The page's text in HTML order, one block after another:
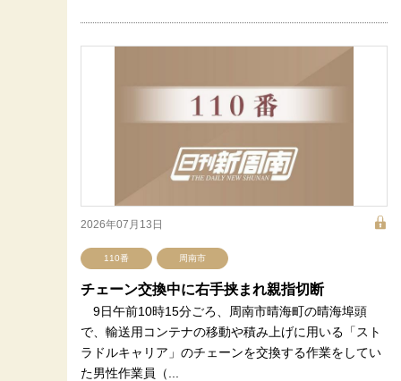
2026年07月13日
110番 周南市
チェーン交換中に右手挟まれ親指切断
9日午前10時15分ごろ、周南市晴海町の晴海埠頭
で、輸送用コンテナの移動や積み上げに用いる「スト
ラドルキャリア」のチェーンを交換する作業をしてい
た男性作業員（...